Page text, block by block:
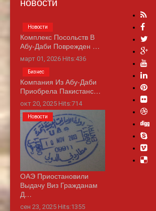
Комплекс Посольств В
Абу-Даби Поврежден …
март 01, 2026 Hits:436
Новости
Компания Из Абу-Даби
Приобрела Пакистанс…
окт 20, 2025 Hits:714
Бизнес
ОАЭ Приостановили
Выдачу Виз Гражданам
Д…
сен 23, 2025 Hits:1355
Новости